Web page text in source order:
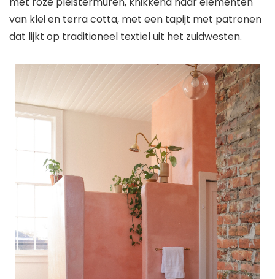
van klei en terra cotta, met een tapijt met patronen
dat lijkt op traditioneel textiel uit het zuidwesten.